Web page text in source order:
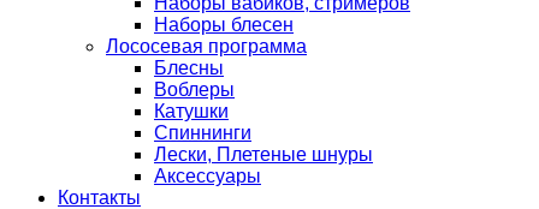
Наборы блесен
Лососевая программа
Блесны
Воблеры
Катушки
Спиннинги
Лески, Плетеные шнуры
Аксессуары
Контакты